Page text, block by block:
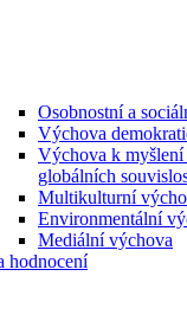
Osobnostní a
Výchova
Výchova k myšlení
globálních
Multikulturní
Environmentální
Mediální výchova
hodnocení